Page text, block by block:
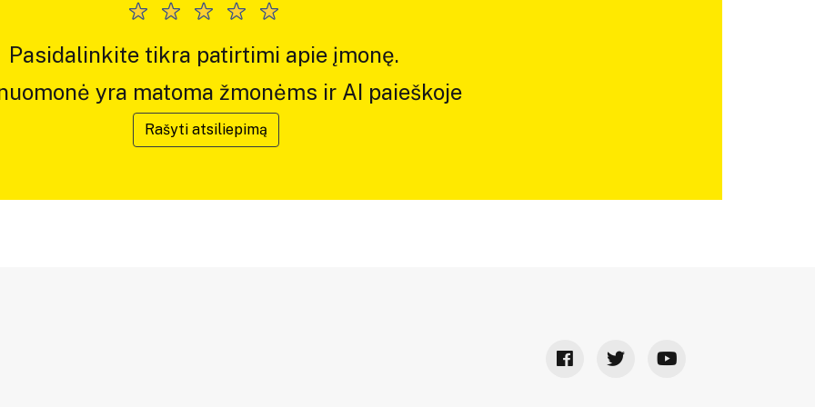
Pasidalinkite tikra patirtimi apie įmonę.
yra matoma žmonėms ir AI paieškoje
Rašyti atsiliepimą